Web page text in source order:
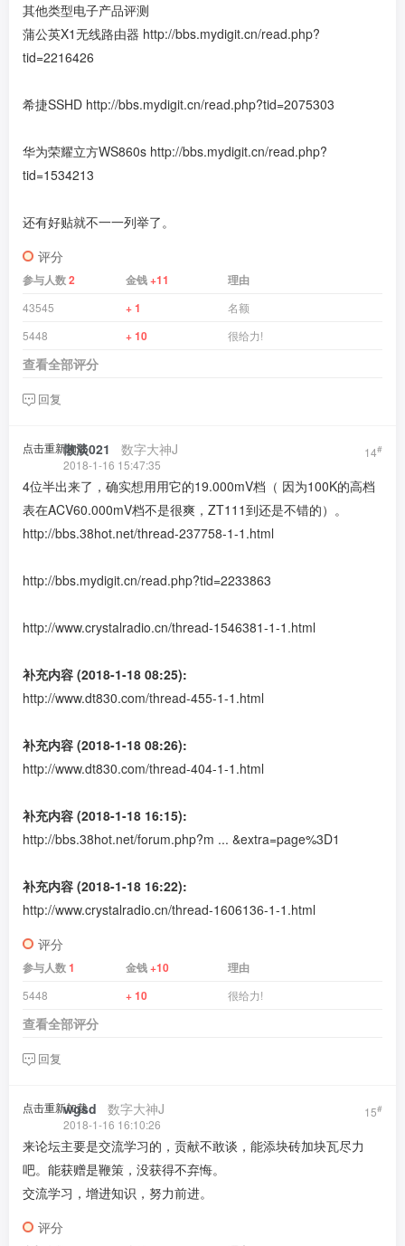
其他类型电子产品评测
蒲公英X1无线路由器 http://bbs.mydigit.cn/read.php?
tid=2216426
希捷SSHD http://bbs.mydigit.cn/read.php?tid=2075303
华为荣耀立方WS860s http://bbs.mydigit.cn/read.php?
tid=1534213
还有好贴就不一一列举了。
评分
参与人数2 金钱+11 理由
43545 + 1
名额
5448
+ 10 很给力!
查看全部评分
回复
点击重新加载 14#
散淡021 数字大神J
2018-1-16 15:47:35
4位半出来了，确实想用用它的19.000mV档（ 因为100K的高档
表在ACV60.000mV档不是很爽，ZT111到还是不错的）。
http://bbs.38hot.net/thread-237758-1-1.html
http://bbs.mydigit.cn/read.php?tid=2233863
http://www.crystalradio.cn/thread-1546381-1-1.html
补充内容 (2018-1-18 08:25):
http://www.dt830.com/thread-455-1-1.html
补充内容 (2018-1-18 08:26):
http://www.dt830.com/thread-404-1-1.html
补充内容 (2018-1-18 16:15):
http://bbs.38hot.net/forum.php?m ... &extra=page%3D1
补充内容 (2018-1-18 16:22):
http://www.crystalradio.cn/thread-1606136-1-1.html
评分
参与人数1 金钱+10 理由
5448 + 10 很给力!
查看全部评分
回复
点击重新加载 15#
wgsd 数字大神J
2018-1-16 16:10:26
来论坛主要是交流学习的，贡献不敢谈，能添块砖加块瓦尽力
吧。能获赠是鞭策，没获得不弃悔。
交流学习，增进知识，努力前进。
评分